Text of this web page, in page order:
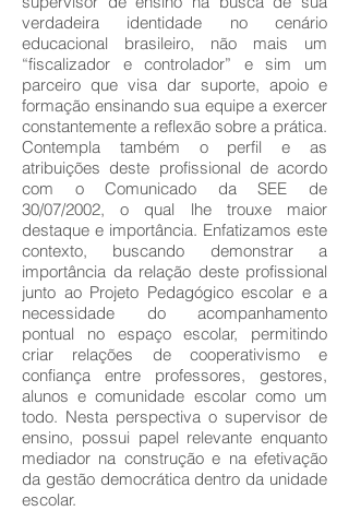
verdadeira identidade no cenário
educacional brasileiro, não mais um
“fiscalizador e controlador” e sim um
parceiro que visa dar suporte, apoio e
formação ensinando sua equipe a exercer
constantemente a reflexão sobre a prática.
Contempla também o perfil e as
atribuições deste profissional de acordo
com o Comunicado da SEE de
30/07/2002, o qual lhe trouxe maior
destaque e importância. Enfatizamos este
contexto, buscando demonstrar a
importância da relação deste profissional
junto ao Projeto Pedagógico escolar e a
necessidade do acompanhamento
pontual no espaço escolar, permitindo
criar relações de cooperativismo e
confiança entre professores, gestores,
alunos e comunidade escolar como um
todo. Nesta perspectiva o supervisor de
ensino, possui papel relevante enquanto
mediador na construção e na efetivação
da gestão democrática dentro da unidade
escolar.